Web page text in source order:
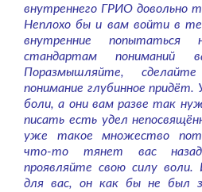
внутреннего ГРИО довольно
Неплохо бы и вам войти в те
внутренние
стандартам пониманий
Поразмышляйте,
понимание глубинное придёт.
боли, а они вам разве так
писать есть удел
уже такое множество
что-то тянет вас
проявляйте свою силу воли.
для вас, он как бы не был